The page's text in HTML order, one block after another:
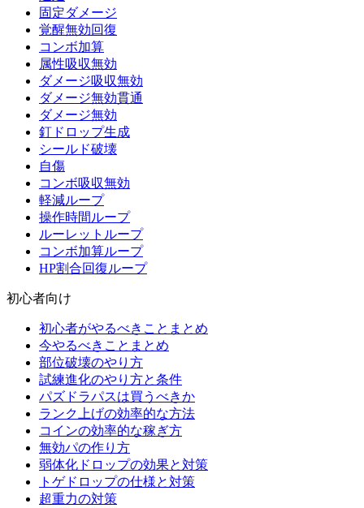
固定ダメージ
覚醒無効回復
コンボ加算
属性吸収無効
ダメージ吸収無効
ダメージ無効貫通
ダメージ無効
釘ドロップ生成
シールド破壊
自傷
コンボ吸収無効
軽減ループ
操作時間ループ
ルーレットループ
コンボ加算ループ
HP割合回復ループ
初心者向け
初心者がやるべきことまとめ
今やるべきことまとめ
部位破壊のやり方
試練進化のやり方と条件
パズドラパスは買うべきか
ランク上げの効率的な方法
コインの効率的な稼ぎ方
無効パの作り方
弱体化ドロップの効果と対策
トゲドロップの仕様と対策
超重力の対策